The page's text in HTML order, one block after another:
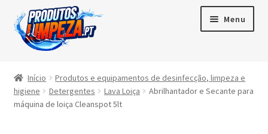
Menu
Produtos
Início
Produtos e equipamentos de desinfecção, limpeza e
higiene
Detergentes Lava Loiça
Abrilhantador e Secante para
máquina de loiça Cleanspot 5lt